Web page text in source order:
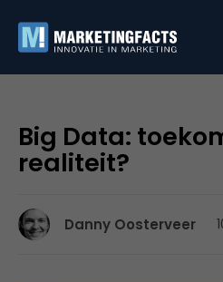
Big Data:
realiteit?
Danny Oosterveer